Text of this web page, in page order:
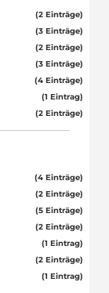
(2 Einträge)
(3 Einträge)
(2 Einträge)
(3 Einträge)
(4 Einträge)
(1 Eintrag)
(2 Einträge)
(4 Einträge)
(2 Einträge)
(5 Einträge)
(2 Einträge)
(1 Eintrag)
(2 Einträge)
(1 Eintrag)